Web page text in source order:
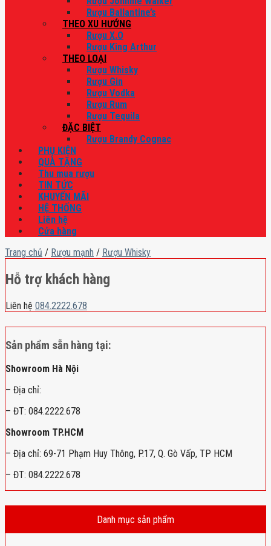
Rượu Ballantine’s
THEO XU HƯỚNG
Rượu X.O
Rượu King Arthur
THEO LOẠI
Rượu Whisky
Rượu Gin
Rượu Vodka
Rượu Rum
Rượu Tequila
ĐẶC BIỆT
Rượu Brandy Cognac
PHỤ KIỆN
QUÀ TẶNG
Thu mua rượu
TIN TỨC
KHUYẾN MÃI
HỆ THỐNG
Liên hệ
Cửa hàng
Trang chủ / Rượu mạnh / Rượu Whisky
Hỗ trợ khách hàng
Liên hệ 084.2222.678
Sản phẩm sẵn hàng tại:
Showroom Hà Nội
– Địa chỉ:
– ĐT: 084.2222.678
Showroom TP.HCM
– Địa chỉ: 69-71 Phạm Huy Thông, P.17, Q. Gò Vấp, TP HCM
– ĐT: 084.2222.678
Danh mục sản phẩm